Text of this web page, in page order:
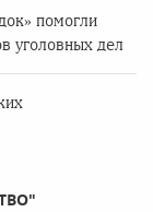
помогли
уголовных дел